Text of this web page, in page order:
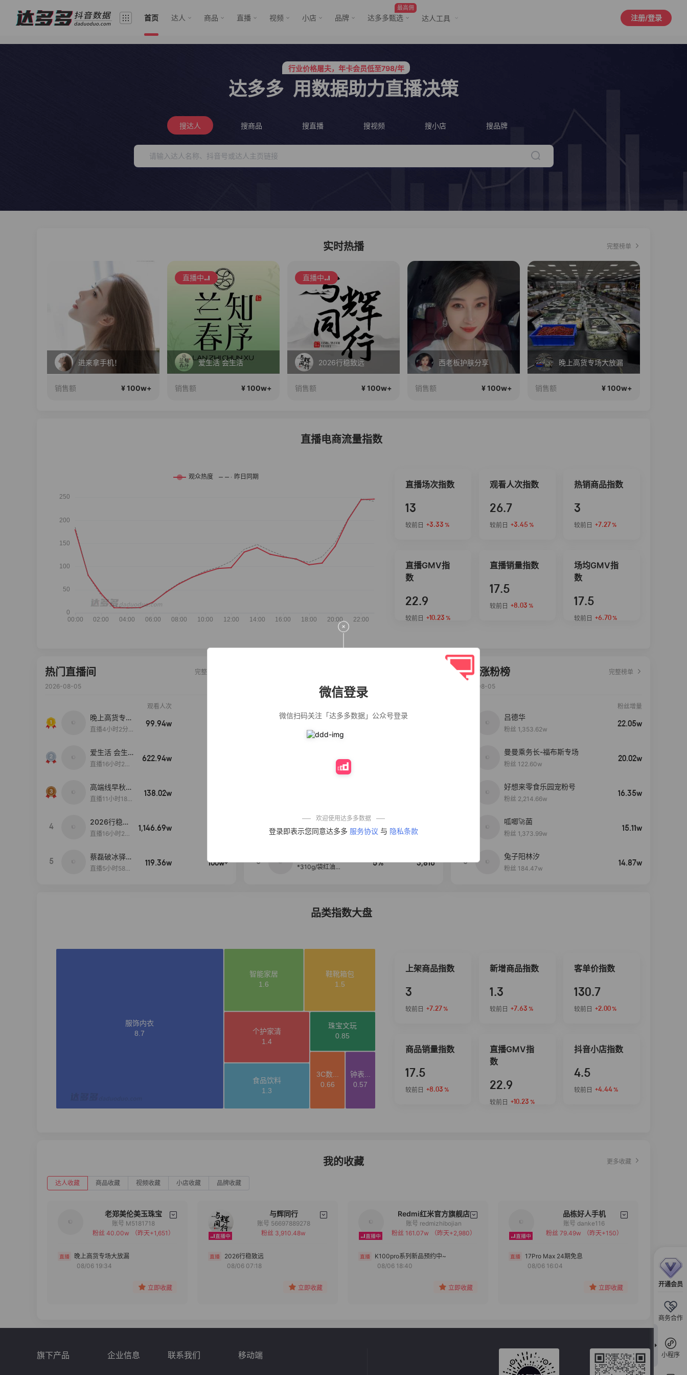
首页 达人 商品 直播 视频 小店 品牌
最高佣
达多多甄选 达人工具 注册/登录
开通会员
商务合作
小程序
微信登录
微信扫码关注「达多多数据」公众号登录
欢迎使用达多多数据
登录即表示您同意达多多 服务协议 与 隐私条款
服务三只羊、董先生等行业头部客户
行业价格屠夫，年卡会员低至798/年
服务三只羊、董先生等行业头部客户
达多多 用数据助力直播决策
搜达人 搜商品 搜直播 搜视频 搜小店 搜品牌
实时热播 完整榜单
进来拿手机！
销售额 ¥ 100w+
直播中
爱生活 会生活
销售额 ¥ 100w+
直播中
2026行稳致远
销售额 ¥ 100w+
西老板护肤分享
销售额 ¥ 100w+
晚上高货专场大放漏
销售额 ¥ 100w+
直播电商流量指数
直播场次指数
13
较前日 +3.33 %
观看人次指数
26.7
较前日 +3.45 %
热销商品指数
3
较前日 +7.27%
直播GMV指
数
22.9
较前日 +10.23 %
直播销量指数
17.5
较前日 +8.03 %
场均GMV指
数
17.5
较前日 +6.70%
热门直播间
完整榜单
2026-08-05
观看人次
晚上高货专场
大放漏
直播4小时2分5
99.94w
爱生活 会生
活
直播16小时24
622.94w
高端线早秋现
货首发
直播11小时18分
138.02w
4
2026行稳致
远
直播16小时20
1,146.69w
5
蔡磊破冰驿站
直播间好物分
直播5小时58分
119.36w 100w+
【净浮生】油污
重油污去油王污
衣粉轻松搓洗去
污渍除菌除螨3倍
料袋厨房抽绳式
一品欢【10包鲜
凉皮】红油麻酱
10% 4,286
5
*310g/袋红油麻
5% 3,816
达人涨粉榜
完整榜单
2026-08-05
粉丝增量
吕德华
粉丝 1,353.62w
22.05w
曼曼乘务长-福布斯专场
粉丝 122.60w
20.02w
好想来零食乐园宠粉号
粉丝 2,214.66w
16.35w
呱唧🚀菌
粉丝 1,373.99w
15.11w
5
兔子阳林汐
粉丝 184.47w
14.87w
品类指数大盘
上架商品指数
3
较前日 +7.27%
新增商品指数
1.3
较前日 +7.63 %
客单价指数
130.7
较前日 +2.00%
商品销量指数
17.5
较前日 +8.03 %
直播GMV指
数
22.9
较前日 +10.23 %
抖音小店指数
4.5
较前日 +4.44%
我的收藏 更多收藏
达人收藏 商品收藏 视频收藏 小店收藏 品牌收藏
老郑美伦美玉珠宝
备注
分组
账号 M5181718
粉丝 40.00w
（昨天+1,651）
晚上高货专场大放漏
08/06 19:34
立即收藏
与辉同行
备注
账号 56697889278
粉丝 3,910.48w
2026行稳致远
08/06 07:18
立即收藏
Redmi红米官方旗舰店
备注
分组
账号 redmizhibojian
粉丝 161.07w
（昨天+2,980）
K100pro系列新品预约中~
08/06 18:40
立即收藏
品栋好人手机
备注
分组
账号 danke116
粉丝 79.49w
（昨天+150）
17Pro Max 24期免息
08/06 16:04
立即收藏
旗下产品 企业信息 联系我们 移动端